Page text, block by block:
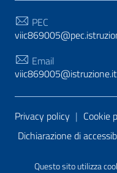
Questo sito utilizza
PEC
Email
viic869005@istruzione.it
Sezione Link
Privacy policy | Cookie
Dichiarazione di